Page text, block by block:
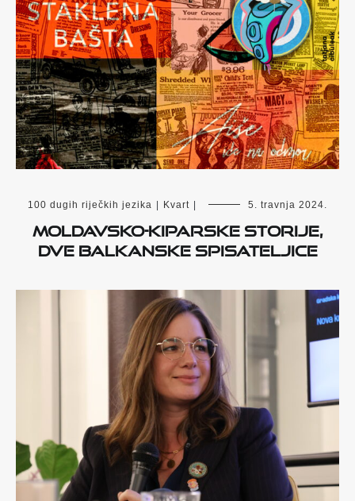
100 dugih riječkih jezika | Kvart | 5. travnja 2024.
MOLDAVSKO-KIPARSKE STORIJE,
dve balkanske spisateljice